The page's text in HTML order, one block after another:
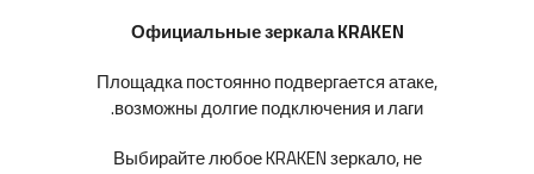
Официальные зеркала KRAKEN
Площадка постоянно подвергается атаке,
возможны долгие подключения и лаги.
Выбирайте любое KRAKEN зеркало, не